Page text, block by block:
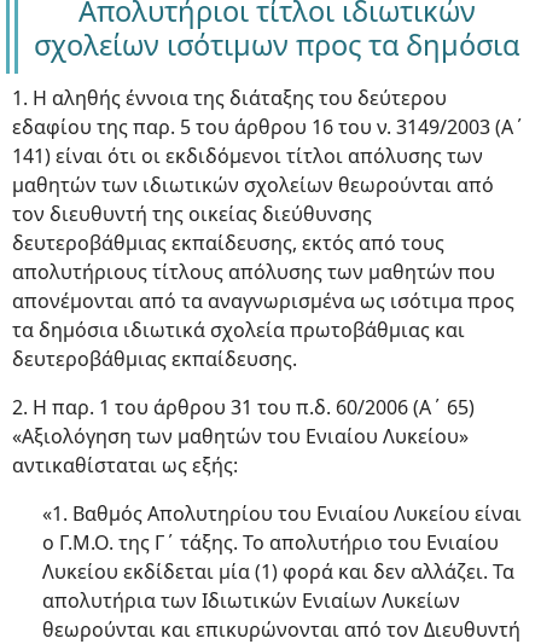
Απολυτήριοι τίτλοι ιδιωτικών
σχολείων ισότιμων προς τα δημόσια
1. Η αληθής έννοια της διάταξης του δεύτερου
εδαφίου της παρ. 5 του άρθρου 16 του ν. 3149/2003 (Α΄
141) είναι ότι οι εκδιδόμενοι τίτλοι απόλυσης των
μαθητών των ιδιωτικών σχολείων θεωρούνται από
τον διευθυντή της οικείας διεύθυνσης
δευτεροβάθμιας εκπαίδευσης, εκτός από τους
απολυτήριους τίτλους απόλυσης των μαθητών που
απονέμονται από τα αναγνωρισμένα ως ισότιμα προς
τα δημόσια ιδιωτικά σχολεία πρωτοβάθμιας και
δευτεροβάθμιας εκπαίδευσης.
2. Η παρ. 1 του άρθρου 31 του π.δ. 60/2006 (Α΄ 65)
«Αξιολόγηση των μαθητών του Ενιαίου Λυκείου»
αντικαθίσταται ως εξής:
«1. Βαθμός Απολυτηρίου του Ενιαίου Λυκείου είναι
ο Γ.Μ.Ο. της Γ΄ τάξης. Το απολυτήριο του Ενιαίου
Λυκείου εκδίδεται μία (1) φορά και δεν αλλάζει. Τα
απολυτήρια των Ιδιωτικών Ενιαίων Λυκείων
θεωρούνται και επικυρώνονται από τον Διευθυντή